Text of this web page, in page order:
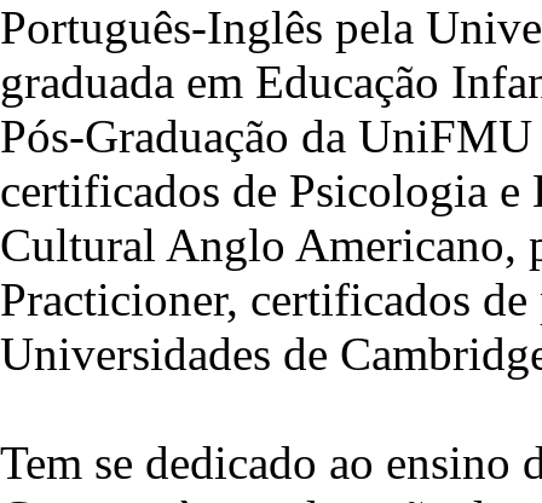
Português-Inglês pela
graduada em Educação
Pós-Graduação da
certificados de Psicologia
Cultural Anglo Americano,
Practicioner, certificados
Universidades de
Tem se dedicado ao ensino